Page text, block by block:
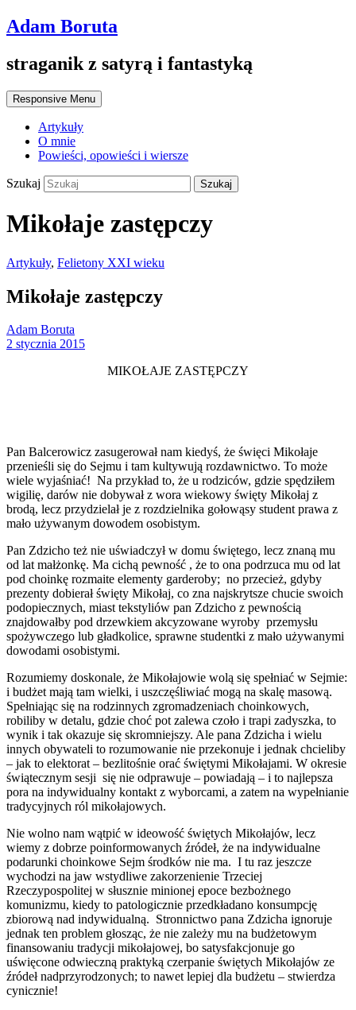
Adam Boruta
straganik z satyrą i fantastyką
Responsive Menu
Artykuły
O mnie
Powieści, opowieści i wiersze
Szukaj
Mikołaje zastępczy
Artykuły, Felietony XXI wieku
Mikołaje zastępczy
Adam Boruta
2 stycznia 2015
MIKOŁAJE ZASTĘPCZY
Pan Balcerowicz zasugerował nam kiedyś, że święci Mikołaje
przenieśli się do Sejmu i tam kultywują rozdawnictwo. To może
wiele wyjaśniać! Na przykład to, że u rodziców, gdzie spędziłem
wigilię, darów nie dobywał z wora wiekowy święty Mikołaj z
brodą, lecz przydzielał je z rozdzielnika gołowąsy student prawa z
mało używanym dowodem osobistym.
Pan Zdzicho też nie uświadczył w domu świętego, lecz znaną mu
od lat małżonkę. Ma cichą pewność , że to ona podrzuca mu od lat
pod choinkę rozmaite elementy garderoby; no przecież, gdyby
prezenty dobierał święty Mikołaj, co zna najskrytsze chucie swoich
podopiecznych, miast tekstyliów pan Zdzicho z pewnością
znajdowałby pod drzewkiem akcyzowane wyroby przemysłu
spożywczego lub gładkolice, sprawne studentki z mało używanymi
dowodami osobistymi.
Rozumiemy doskonale, że Mikołajowie wolą się spełniać w Sejmie:
i budżet mają tam wielki, i uszczęśliwiać mogą na skalę masową.
Spełniając się na rodzinnych zgromadzeniach choinkowych,
robiliby w detalu, gdzie choć pot zalewa czoło i trapi zadyszka, to
wynik i tak okazuje się skromniejszy. Ale pana Zdzicha i wielu
innych obywateli to rozumowanie nie przekonuje i jednak chcieliby
– jak to elektorat – bezlitośnie orać świętymi Mikołajami. W okresie
świątecznym sesji się nie odprawuje – powiadają – i to najlepsza
pora na indywidualny kontakt z wyborcami, a zatem na wypełnianie
tradycyjnych ról mikołajowych.
Nie wolno nam wątpić w ideowość świętych Mikołajów, lecz
wiemy z dobrze poinformowanych źródeł, że na indywidualne
podarunki choinkowe Sejm środków nie ma. I tu raz jeszcze
wychodzi na jaw wstydliwe zakorzenienie Trzeciej
Rzeczypospolitej w słusznie minionej epoce bezbożnego
komunizmu, kiedy to patologicznie przedkładano konsumpcję
zbiorową nad indywidualną. Stronnictwo pana Zdzicha ignoruje
jednak ten problem głosząc, że nie zależy mu na budżetowym
finansowaniu tradycji mikołajowej, bo satysfakcjonuje go
uświęcone odwieczną praktyką czerpanie świętych Mikołajów ze
źródeł nadprzyrodzonych; to nawet lepiej dla budżetu – stwierdza
cynicznie!